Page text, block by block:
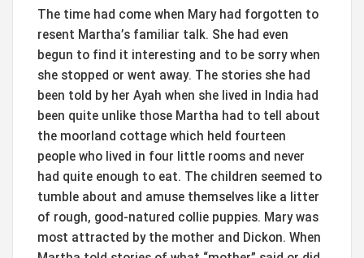
The time had come when Mary had forgotten to
resent Martha’s familiar talk. She had even
begun to find it interesting and to be sorry when
she stopped or went away. The stories she had
been told by her Ayah when she lived in India had
been quite unlike those Martha had to tell about
the moorland cottage which held fourteen
people who lived in four little rooms and never
had quite enough to eat. The children seemed to
tumble about and amuse themselves like a litter
of rough, good-natured collie puppies. Mary was
most attracted by the mother and Dickon. When